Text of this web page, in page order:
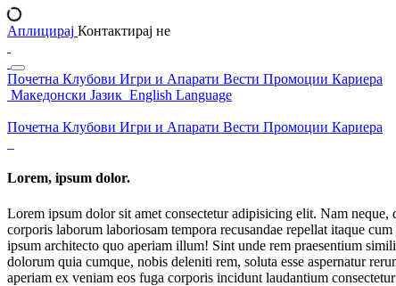
Аплицирај Контактирај не
Почетна Клубови Игри и Апарати Вести Промоции Кариера
Македонски Јазик English Language
Почетна Клубови Игри и Апарати Вести Промоции Кариера
Lorem, ipsum dolor.
Lorem ipsum dolor sit amet consectetur adipisicing elit. Nam
corporis laborum laboriosam tempora recusandae repellat itaque
ipsum architecto quo aperiam illum! Sint unde rem praesentium
dolorum quia cumque, nobis deleniti rem, soluta esse aspernatur
aperiam ex veniam eos fuga corporis incidunt laudantium